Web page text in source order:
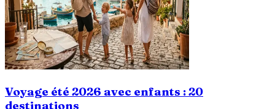
Voyage été 2026 avec enfants : 20
destinations